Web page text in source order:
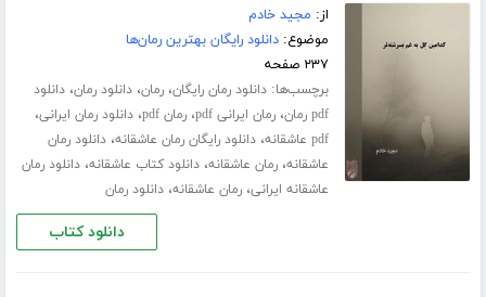
از: مجید خادم
موضوع:دانلود رایگان بهترین رمان‌ها
۲۳۷ صفحه
برچسب‌ها:دانلود رمان رایگان،رمان،دانلود رمان،دانلود
pdf رمان
،رمان ایرانی pdf ،رمان pdf ،دانلود رمان ایرانی،
pdf عاشقانه ،دانلود رایگان رمان عاشقانه،دانلود رمان
عاشقانه،رمان عاشقانه،دانلود کتاب عاشقانه،دانلود رمان
عاشقانه ایرانی،رمان عاشقانه،دانلود رمان
دانلود کتاب